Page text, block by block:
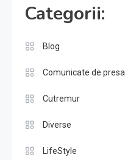
Categorii:
Blog
Comunicate de presa
Cutremur
Diverse
LifeStyle